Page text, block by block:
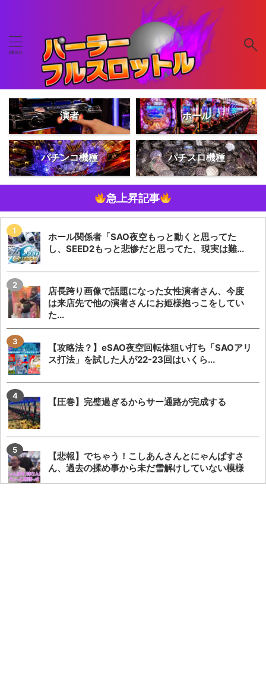
演者 ホール
パチンコ機種 パチスロ機種
急上昇記事
ホール関係者「SAO夜空もっと動くと思ってた
し、SEED2もっと悲惨だと思ってた、現実は難...
店長跨り画像で話題になった女性演者さん、今度
は来店先で他の演者さんにお姫様抱っこをしてい
た...
【攻略法？】eSAO夜空回転体狙い打ち「SAOアリ
ス打法」を試した人が22-23回はいくら...
【圧巻】完璧過ぎるからサー通路が完成する
【悲報】でちゃう！こしあんさんとにゃんぱすさ
ん、過去の揉め事から未だ雪解けしていない模様